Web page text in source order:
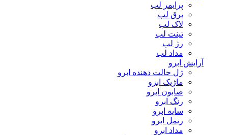
پرایمر لب
برق لب
لاک لب
تینت لب
رژ لب
مداد لب
آرایش ابرو
ژل حالت دهنده ابرو
ماژیک ابرو
صابون ابرو
رنگ ابرو
سایه ابرو
ریمل ابرو
مداد ابرو